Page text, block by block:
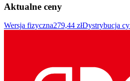
Aktualne ceny
Wersja fizyczna279,44 złDystrybucja